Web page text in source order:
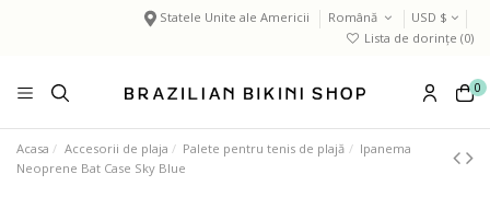
Statele Unite ale Americii Română
USD $
Lista de dorințe (0)
0
Acasa Accesorii de plaja Palete pentru tenis de plajă
Ipanema
Neoprene Bat Case Sky Blue